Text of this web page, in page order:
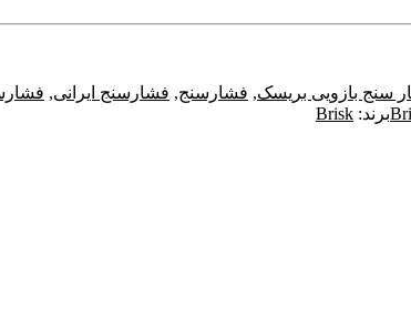
سنج بازویی بریسک, فشارسنج, فشارسنج ایرانی,
برند: Brisk